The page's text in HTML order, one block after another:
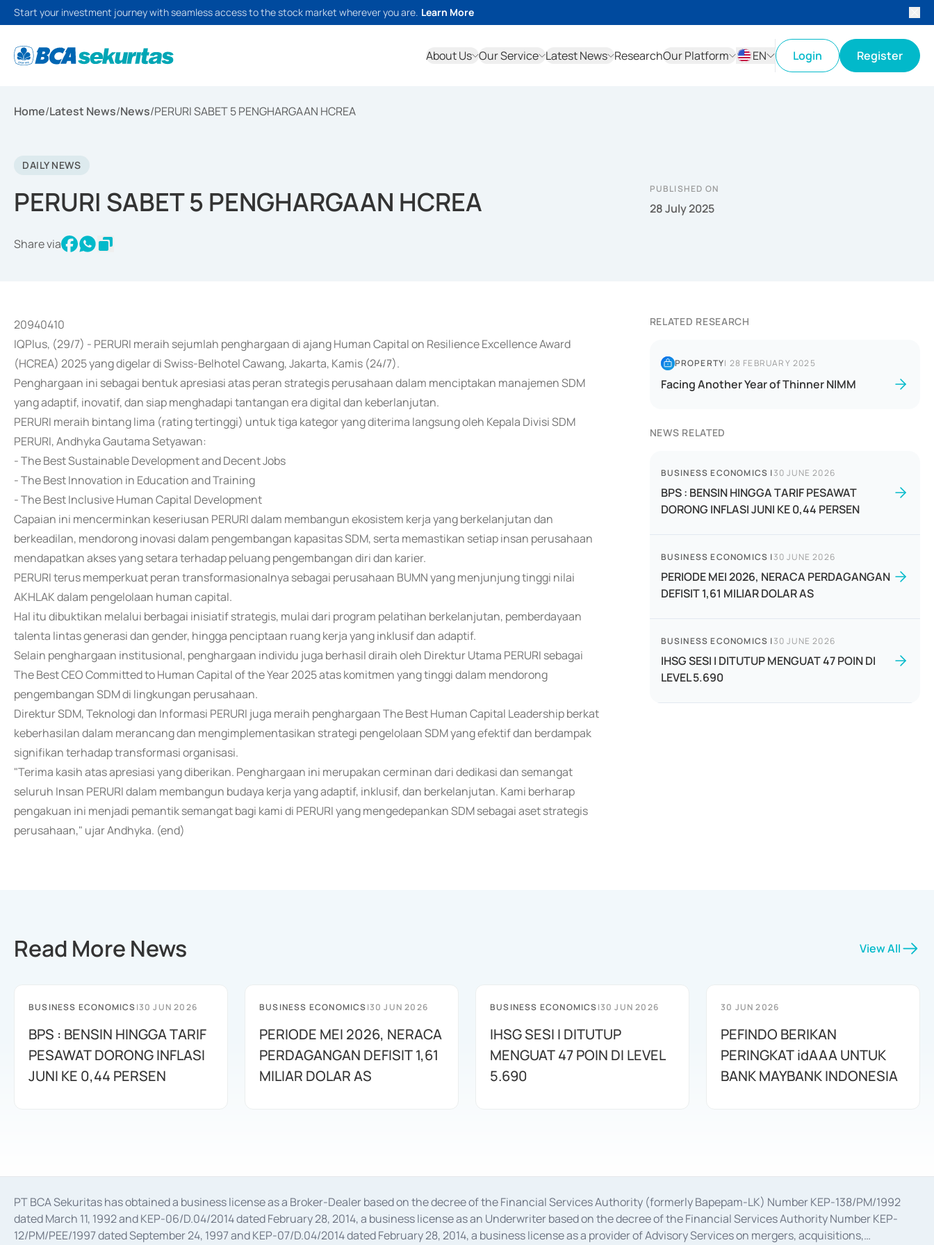
Start your investment journey with seamless access to the stock market wherever you are. Learn More
About Us Our Service Latest News ResearchOur Platform
EN
Login Register
Home/Latest News/News/PERURI SABET 5 PENGHARGAAN HCREA
DAILY NEWS
PERURI SABET 5 PENGHARGAAN HCREA
Share via
PUBLISHED ON
28 July 2025
20940410
IQPlus, (29/7) - PERURI meraih sejumlah penghargaan di ajang Human Capital on Resilience Excellence Award
(HCREA) 2025 yang digelar di Swiss-Belhotel Cawang, Jakarta, Kamis (24/7).
Penghargaan ini sebagai bentuk apresiasi atas peran strategis perusahaan dalam menciptakan manajemen SDM
yang adaptif, inovatif, dan siap menghadapi tantangan era digital dan keberlanjutan.
PERURI meraih bintang lima (rating tertinggi) untuk tiga kategor yang diterima langsung oleh Kepala Divisi SDM
PERURI, Andhyka Gautama Setyawan:
- The Best Sustainable Development and Decent Jobs
- The Best Innovation in Education and Training
- The Best Inclusive Human Capital Development
Capaian ini mencerminkan keseriusan PERURI dalam membangun ekosistem kerja yang berkelanjutan dan
berkeadilan, mendorong inovasi dalam pengembangan kapasitas SDM, serta memastikan setiap insan perusahaan
mendapatkan akses yang setara terhadap peluang pengembangan diri dan karier.
PERURI terus memperkuat peran transformasionalnya sebagai perusahaan BUMN yang menjunjung tinggi nilai
AKHLAK dalam pengelolaan human capital.
Hal itu dibuktikan melalui berbagai inisiatif strategis, mulai dari program pelatihan berkelanjutan, pemberdayaan
talenta lintas generasi dan gender, hingga penciptaan ruang kerja yang inklusif dan adaptif.
Selain penghargaan institusional, penghargaan individu juga berhasil diraih oleh Direktur Utama PERURI sebagai
The Best CEO Committed to Human Capital of the Year 2025 atas komitmen yang tinggi dalam mendorong
pengembangan SDM di lingkungan perusahaan.
Direktur SDM, Teknologi dan Informasi PERURI juga meraih penghargaan The Best Human Capital Leadership berkat
keberhasilan dalam merancang dan mengimplementasikan strategi pengelolaan SDM yang efektif dan berdampak
signifikan terhadap transformasi organisasi.
"Terima kasih atas apresiasi yang diberikan. Penghargaan ini merupakan cerminan dari dedikasi dan semangat
seluruh Insan PERURI dalam membangun budaya kerja yang adaptif, inklusif, dan berkelanjutan. Kami berharap
pengakuan ini menjadi pemantik semangat bagi kami di PERURI yang mengedepankan SDM sebagai aset strategis
perusahaan," ujar Andhyka. (end)
RELATED RESEARCH
PROPERTY| 28 FEBRUARY 2025
Facing Another Year of Thinner NIMM
NEWS RELATED
BUSINESS ECONOMICS |30 JUNE 2026
BPS : BENSIN HINGGA TARIF PESAWAT
DORONG INFLASI JUNI KE 0,44 PERSEN
BUSINESS ECONOMICS |30 JUNE 2026
PERIODE MEI 2026, NERACA PERDAGANGAN
DEFISIT 1,61 MILIAR DOLAR AS
BUSINESS ECONOMICS |30 JUNE 2026
IHSG SESI I DITUTUP MENGUAT 47 POIN DI
LEVEL 5.690
Read More News View All
BUSINESS ECONOMICS|30 JUN 2026
BPS : BENSIN HINGGA TARIF
PESAWAT DORONG INFLASI
JUNI KE 0,44 PERSEN
BUSINESS ECONOMICS|30 JUN 2026
PERIODE MEI 2026, NERACA
PERDAGANGAN DEFISIT 1,61
MILIAR DOLAR AS
BUSINESS ECONOMICS|30 JUN 2026
IHSG SESI I DITUTUP
MENGUAT 47 POIN DI LEVEL
5.690
30 JUN 2026
PEFINDO BERIKAN
PERINGKAT idAAA UNTUK
BANK MAYBANK INDONESIA
PT BCA Sekuritas has obtained a business license as a Broker-Dealer based on the decree of the Financial Services Authority (formerly Bapepam-LK) Number KEP-138/PM/1992
dated March 11, 1992 and KEP-06/D.04/2014 dated February 28, 2014, a business license as an Underwriter based on the decree of the Financial Services Authority Number KEP-
12/PM/PEE/1997 dated September 24, 1997 and KEP-07/D.04/2014 dated February 28, 2014, a business license as a provider of Advisory Services on mergers, acquisitions,